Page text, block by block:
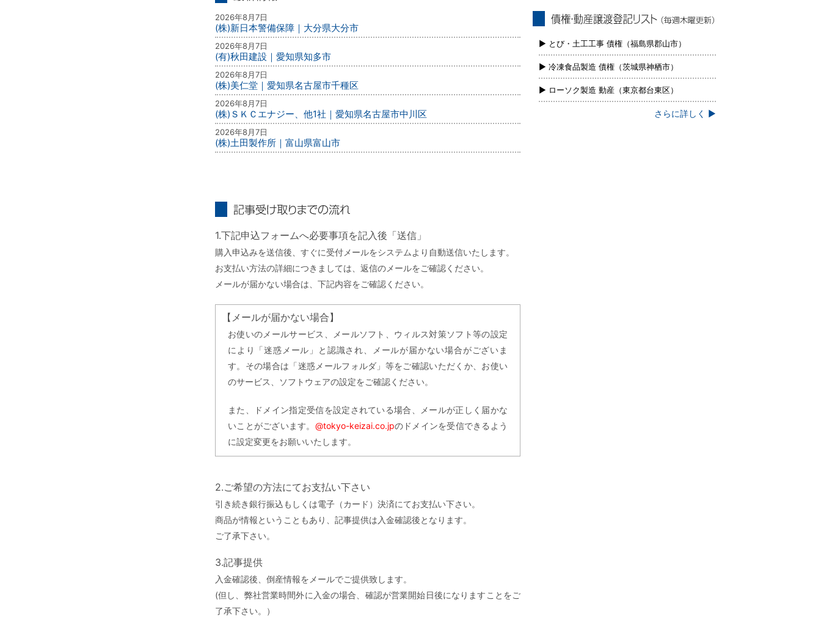
2026年8月7日
(株)新日本警備保障｜大分県大分市
2026年8月7日
(有)秋田建設｜愛知県知多市
2026年8月7日
(株)美仁堂｜愛知県名古屋市千種区
2026年8月7日
(株)ＳＫＣエナジー、他1社｜愛知県名古屋市中川区
2026年8月7日
(株)土田製作所｜富山県富山市
1.下記申込フォームへ必要事項を記入後「送信」
購入申込みを送信後、すぐに受付メールをシステムより自動送信いたします。
お支払い方法の詳細につきましては、返信のメールをご確認ください。
メールが届かない場合は、下記内容をご確認ください。
【メールが届かない場合】
お使いのメールサービス、メールソフト、ウィルス対策ソフト等の設定
により「迷惑メール」と認識され、メールが届かない場合がございま
す。その場合は「迷惑メールフォルダ」等をご確認いただくか、お使い
のサービス、ソフトウェアの設定をご確認ください。
また、ドメイン指定受信を設定されている場合、メールが正しく届かな
いことがございます。 @tokyo-keizai.co.jpのドメインを受信できるよう
に設定変更をお願いいたします。
2.ご希望の方法にてお支払い下さい
引き続き銀行振込もしくは電子（カード）決済にてお支払い下さい。
商品が情報ということもあり、記事提供は入金確認後となります。
ご了承下さい。
3.記事提供
入金確認後、倒産情報をメールでご提供致します。
(但し、弊社営業時間外に入金の場合、確認が営業開始日後になりますことをご
了承下さい。）
新）
▶ とび・土工工事 債権（福島県郡山市）
▶ 冷凍食品製造 債権（茨城県神栖市）
▶ ローソク製造 動産（東京都台東区）
さらに詳しく ▶